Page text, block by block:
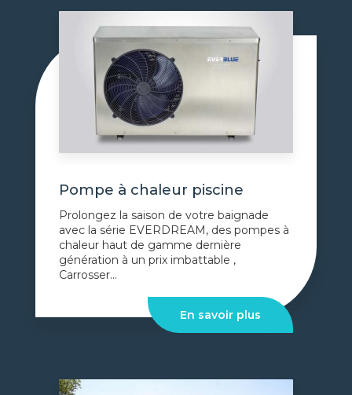
Pompe à chaleur piscine
Prolongez la saison de votre baignade
avec la série EVERDREAM, des pompes à
chaleur haut de gamme dernière
génération à un prix imbattable ,
Carrosser...
En savoir plus